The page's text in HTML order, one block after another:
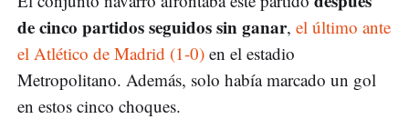
de cinco partidos seguidos sin ganar, el último ante
el Atlético de Madrid (1-0) en el estadio
Metropolitano. Además, solo había marcado un gol
en estos cinco choques.